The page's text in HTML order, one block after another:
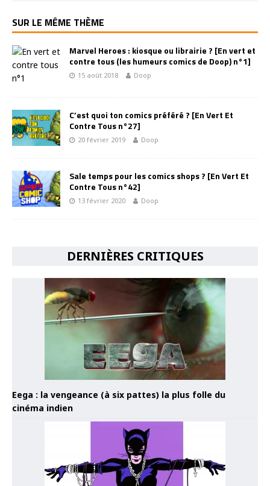
SUR LE MÊME THÈME
Marvel Heroes : kiosque ou librairie ? [En vert et
contre tous (les humeurs comics de Doop) n°1]
15 août 2018 Doop
C’est quoi ton comics préféré ? [En Vert Et
Contre Tous n°27]
20 février 2019 Doop
Sale temps pour les comics shops ? [En Vert Et
Contre Tous n°42]
13 février 2020 Doop
DERNIÈRES CRITIQUES
Eega : la vengeance (à six pattes) la plus folle du
cinéma indien